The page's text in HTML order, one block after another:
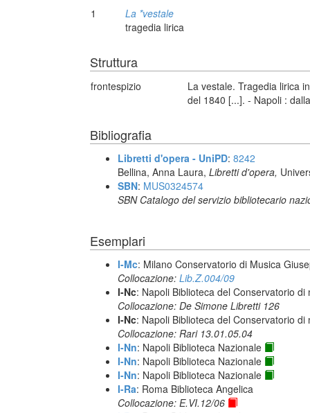
1
La *vestale
tragedia lirica
Struttura
frontespizio
La vestale. Tragedia lirica
del 1840 [...]. - Napoli :
Bibliografia
Libretti d'opera - UniPD: 8242
Bellina, Anna Laura, Libretti d'opera,
SBN: MUS0324574
SBN Catalogo del servizio bibliotecario
Esemplari
I-Mc: Milano Conservatorio di Musica
Collocazione: Lib.Z.004/09
I-Nc: Napoli Biblioteca del Conservatorio
Collocazione: De Simone Libretti 126
I-Nc: Napoli Biblioteca del Conservatorio
Collocazione: Rari 13.01.05.04
I-Nn: Napoli Biblioteca Nazionale
I-Nn: Napoli Biblioteca Nazionale
I-Nn: Napoli Biblioteca Nazionale
I-Ra: Roma Biblioteca Angelica
Collocazione: E.VI.12/06